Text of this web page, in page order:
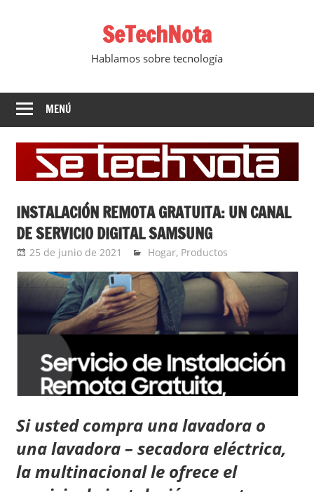
SeTechNota
Hablamos sobre tecnología
MENÚ
INSTALACIÓN REMOTA GRATUITA: UN CANAL
DE SERVICIO DIGITAL SAMSUNG
25 de junio de 2021 Ernesto Herrera
Hogar, Productos
Si usted compra una lavadora o
una lavadora – secadora eléctrica,
la multinacional le ofrece el